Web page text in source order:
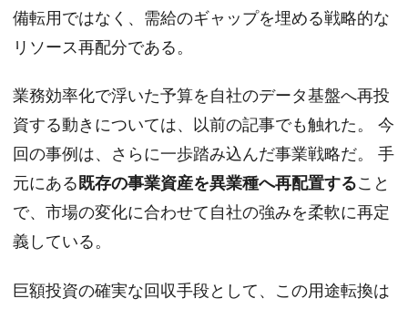
備転用ではなく、需給のギャップを埋める戦略的な
リソース再配分である。
業務効率化で浮いた予算を自社のデータ基盤へ再投
資する動きについては、以前の記事でも触れた。 今
回の事例は、さらに一歩踏み込んだ事業戦略だ。 手
元にある既存の事業資産を異業種へ再配置すること
で、市場の変化に合わせて自社の強みを柔軟に再定
義している。
巨額投資の確実な回収手段として、この用途転換は